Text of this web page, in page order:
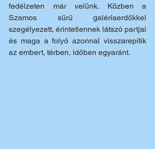
fedélzeten már velünk. Közben a
Szamos sűrű galériaerdőkkel
szegélyezett, érintetlennek látszó partjai
és maga a folyó azonnal visszarepítik
az embert, térben, időben egyaránt.